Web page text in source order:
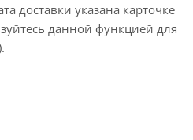
доставки указана карточке
данной функцией для